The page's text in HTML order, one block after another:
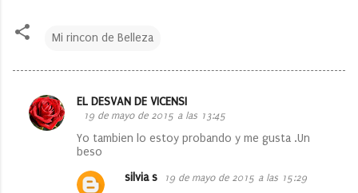
Mi rincon de Belleza
C
EL DESVAN DE VICENSI
19 de mayo de 2015 a las 13:45
Yo tambien lo estoy probando y me gusta .Un
beso
silvia s 19 de mayo de 2015 a las 15:29